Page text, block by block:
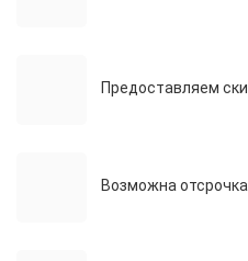
Предоставляем
Возможна